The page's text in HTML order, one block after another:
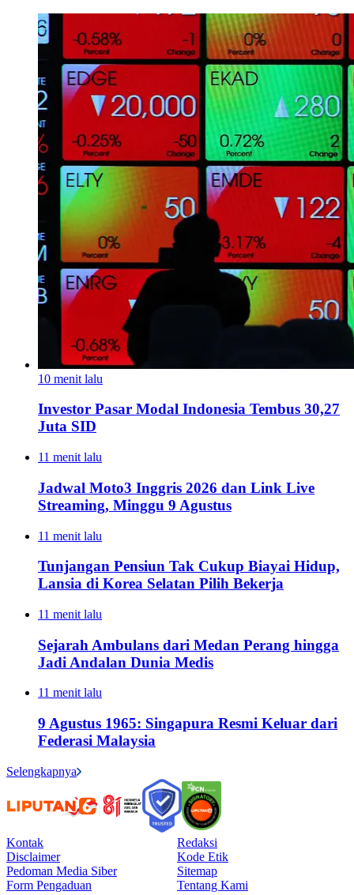
10 menit lalu
Investor Pasar Modal Indonesia Tembus 30,27
Juta SID
11 menit lalu
Jadwal Moto3 Inggris 2026 dan Link Live
Streaming, Minggu 9 Agustus
11 menit lalu
Tunjangan Pensiun Tak Cukup Biayai Hidup,
Lansia di Korea Selatan Pilih Bekerja
11 menit lalu
Sejarah Ambulans dari Medan Perang hingga
Jadi Andalan Dunia Medis
11 menit lalu
9 Agustus 1965: Singapura Resmi Keluar dari
Federasi Malaysia
Selengkapnya
Kontak
Redaksi
Disclaimer
Kode Etik
Pedoman Media Siber
Sitemap
Form Pengaduan
Tentang Kami